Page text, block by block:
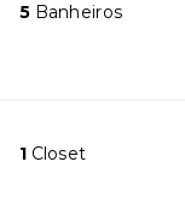
5Banheiros
1Closet